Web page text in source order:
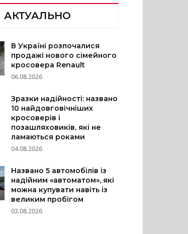
АКТУАЛЬНО
В Україні розпочалися
продажі нового сімейного
кросовера Renault
06.08.2026
Зразки надійності: названо
10 найдовговічніших
кросоверів і
позашляховиків, які не
ламаються роками
04.08.2026
Названо 5 автомобілів із
надійним «автоматом», які
можна купувати навіть із
великим пробігом
03.08.2026